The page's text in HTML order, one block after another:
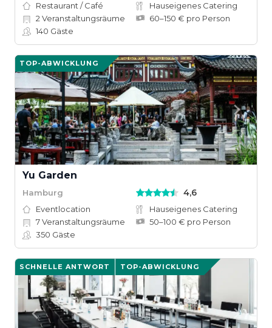
Restaurant / Café
Hauseigenes Catering
2 Veranstaltungsräume
60–150 € pro Person
140 Gäste
TOP-ABWICKLUNG
Yu Garden
Hamburg 4,6
Eventlocation
Hauseigenes Catering
7Veranstaltungsräume
50–100 € pro Person
350 Gäste
SCHNELLE ANTWORT TOP-ABWICKLUNG